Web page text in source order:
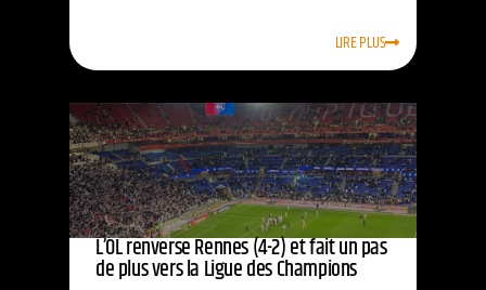
LIRE PLUS
L’OL renverse Rennes (4-2) et fait un pas
de plus vers la Ligue des Champions